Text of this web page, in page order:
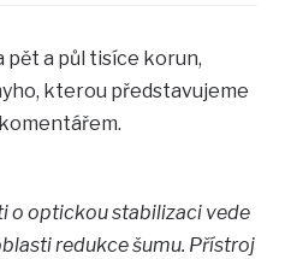
a půl tisíce korun,
kterou představujeme
o optickou stabilizaci vede
redukce šumu. Přístroj